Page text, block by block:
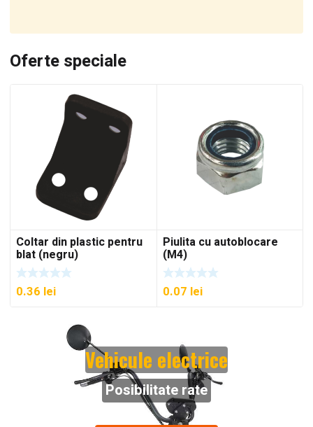
Oferte speciale
Coltar din plastic pentru
blat (negru)
0.36 lei
Piulita cu autoblocare
(M4)
0.07 lei
Vehicule electrice
Posibilitate rate